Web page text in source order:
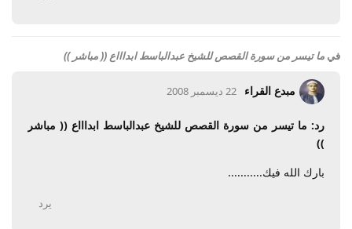
في ما تيسر من سورة القصص للشيخ عبدالباسط ابداااع (( مباشر ))
مبدع القراء 22 ديسمبر 2008
رد: ما تيسر من سورة القصص للشيخ عبدالباسط ابداااع (( مباشر
))
بارك الله فيك...........
يرد